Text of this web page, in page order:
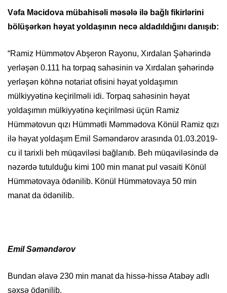
Vəfa Məcidova mübahisəli məsələ ilə bağlı fikirlərini
bölüşərkən həyat yoldaşının necə aldadıldığını danışıb:
“Ramiz Hümmətov Abşeron Rayonu, Xırdalan Şəhərində
yerləşən 0.111 ha torpaq sahəsinin və Xırdalan şəhərində
yerləşən köhnə notariat ofisini həyat yoldaşımın
mülkiyyətinə keçirilməli idi. Torpaq sahəsinin həyat
yoldaşımın mülkiyyətinə keçirilməsi üçün Ramiz
Hümmətovun qızı Hümmətli Məmmədova Könül Ramiz qızı
ilə həyat yoldaşım Emil Səməndərov arasında 01.03.2019-
cu il tarixli beh müqaviləsi bağlanıb. Beh müqaviləsində də
nəzərdə tutulduğu kimi 100 min manat pul vəsaiti Könül
Hümmətovaya ödənilib. Könül Hümmətovaya 50 min
manat da ödənilib.
Emil Səməndərov
Bundan əlavə 230 min manat da hissə-hissə Atabəy adlı
şəxsə ödənilib.